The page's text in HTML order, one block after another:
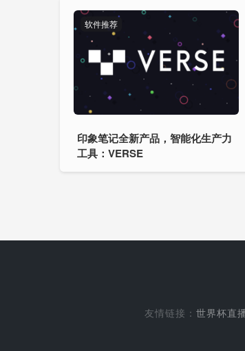
软件推荐
印象笔记全新产品，智能化生产力
工具：VERSE
友情链接： 世界杯直